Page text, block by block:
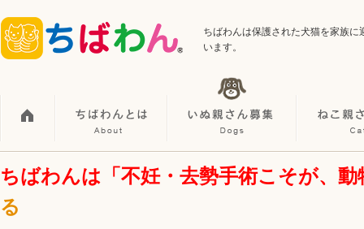
ちばわんは保護された犬猫を家族
います。
ちばわんは「不妊・去勢手術こそが、
る